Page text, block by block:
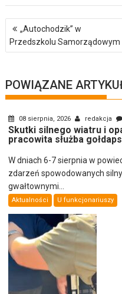
Nawigacja
wpisu
„Autochodzik” w
Przedszkolu Samorządowym
POWIĄZANE
08 sierpnia, 2026 redakcja
Skutki silnego wiatru i
pracowita służba
W dniach 6-7 sierpnia w
zdarzeń spowodowanych
gwałtownymi...
Aktualności U funkcjonariuszy